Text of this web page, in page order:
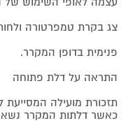
צג בקרת טמפרטורה
פנימית בדופן המקרר.
התראה על דלת פתוחה
תזכורת מועילה המסייעת
כאשר דלתות המקרר